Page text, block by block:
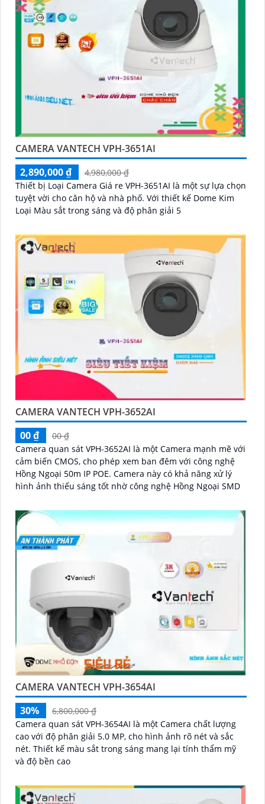
CAMERA VANTECH VPH-3651AI
2,890,000 ₫
4,980,000 ₫
Thiết bị Loại Camera Giá re VPH-3651AI là một sự lựa chọn
tuyệt vời cho căn hộ và nhà phố. Với thiết kế Dome Kim
Loại Màu sắt trong sáng và độ phân giải 5
CAMERA VANTECH VPH-3652AI
00 ₫
00 ₫
Camera quan sát VPH-3652AI là một Camera mạnh mẽ với
cảm biến CMOS, cho phép xem ban đêm với công nghệ
Hồng Ngoại 50m IP POE. Camera này có khả năng xử lý
hình ảnh thiếu sáng tốt nhờ công nghệ Hồng Ngoại SMD
CAMERA VANTECH VPH-3654AI
30%
6,800,000 ₫
Camera quan sát VPH-3654AI là một Camera chất lượng
cao với độ phân giải 5.0 MP, cho hình ảnh rõ nét và sắc
nét. Thiết kế màu sắt trong sáng mang lại tính thẩm mỹ
và độ bền cao